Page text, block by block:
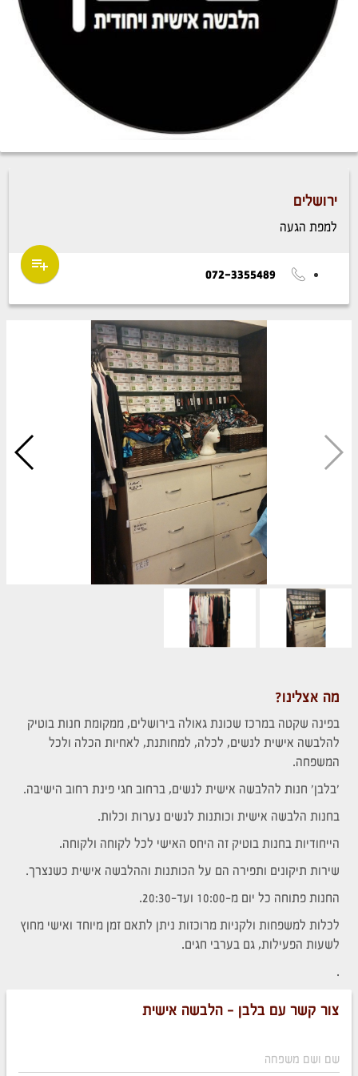
ירושלים
למפת הגעה
072-3355489
מה אצלינו?
בפינה שקטה במרכז שכונת גאולה בירושלים, ממקומת חנות בוטיק
להלבשה אישית לנשים, לכלה, למחותנת, לאחיות הכלה ולכל
המשפחה.
'בלבן' חנות להלבשה אישית לנשים, ברחוב חגי פינת רחוב הישיבה.
בחנות הלבשה אישית וכותנות לנשים נערות וכלות.
הייחודיות בחנות בוטיק זה היחס האישי לכל לקוחה ולקוחה.
שירות תיקונים ותפירה הם על הכותנות וההלבשה אישית כשנצרך.
החנות פתוחה כל יום מ-10:00 ועד-20:30.
לכלות למשפחות ולקניות מרוכזות ניתן לתאם זמן מיוחד ואישי מחוץ
לשעות הפעילות, גם בערבי חגים.
.
צור קשר עם בלבן – הלבשה אישית